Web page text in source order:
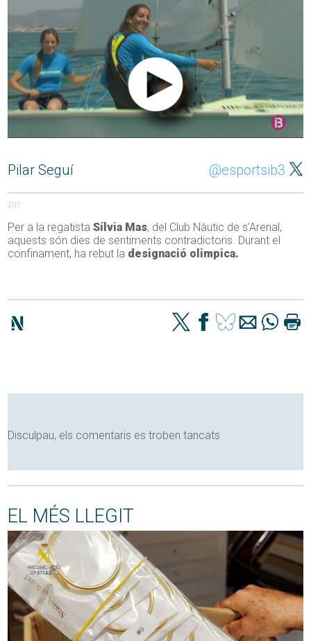
Pilar Seguí @esportsib3
207
Per a la regatistaSílvia Mas, del Club Nàutic de s’Arenal,
aquests són dies de sentiments contradictoris. Durant el
confinament, ha rebut la designació olimpica.
Disculpau, els comentaris es troben tancats
EL MÉS LLEGIT